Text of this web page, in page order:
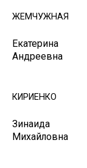
ЖЕМЧУЖНАЯ
Екатерина
Андреевна
КИРИЕНКО
Зинаида
Михайловна